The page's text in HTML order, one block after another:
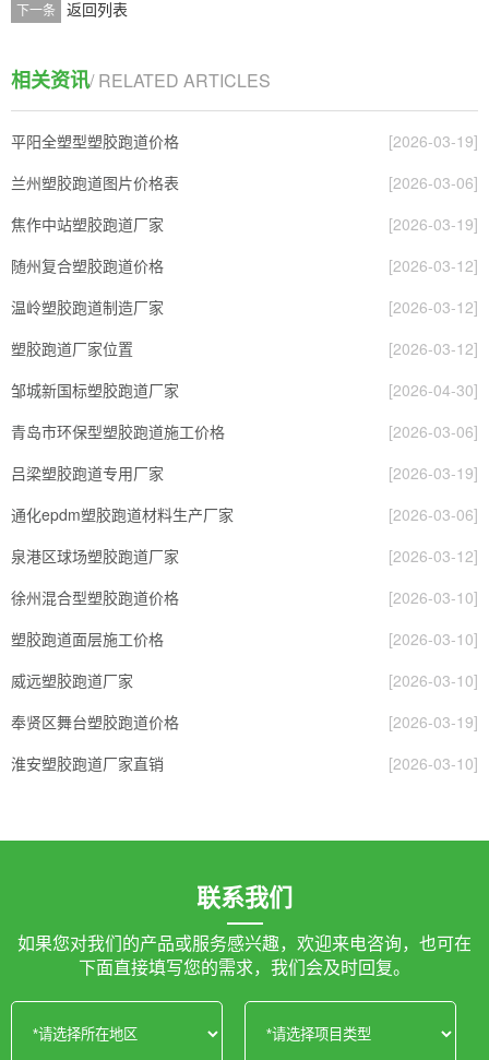
下一条 返回列表
相关资讯/ RELATED ARTICLES
平阳全塑型塑胶跑道价格
[2026-03-19]
兰州塑胶跑道图片价格表
[2026-03-06]
焦作中站塑胶跑道厂家
[2026-03-19]
随州复合塑胶跑道价格
[2026-03-12]
温岭塑胶跑道制造厂家
[2026-03-12]
塑胶跑道厂家位置
[2026-03-12]
邹城新国标塑胶跑道厂家
[2026-04-30]
青岛市环保型塑胶跑道施工价格
[2026-03-06]
吕梁塑胶跑道专用厂家
[2026-03-19]
通化epdm塑胶跑道材料生产厂家
[2026-03-06]
泉港区球场塑胶跑道厂家
[2026-03-12]
徐州混合型塑胶跑道价格
[2026-03-10]
塑胶跑道面层施工价格
[2026-03-10]
威远塑胶跑道厂家
[2026-03-10]
奉贤区舞台塑胶跑道价格
[2026-03-19]
淮安塑胶跑道厂家直销
[2026-03-10]
联系我们
如果您对我们的产品或服务感兴趣，欢迎来电咨询，也可在
下面直接填写您的需求，我们会及时回复。